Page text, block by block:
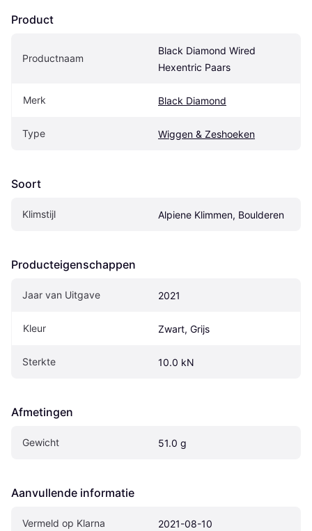
Product
Productnaam
Black Diamond Wired
Hexentric Paars
Merk Black Diamond
Type Wiggen & Zeshoeken
Soort
Klimstijl Alpiene Klimmen, Boulderen
Producteigenschappen
Jaar van Uitgave 2021
Kleur Zwart, Grijs
Sterkte 10.0 kN
Afmetingen
Gewicht 51.0 g
Aanvullende informatie
Vermeld op Klarna 2021-08-10